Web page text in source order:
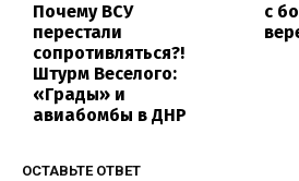
Почему ВСУ
перестали
сопротивляться?!
Штурм Веселого:
«Грады» и
авиабомбы в ДНР
с
ОСТАВЬТЕ ОТВЕТ